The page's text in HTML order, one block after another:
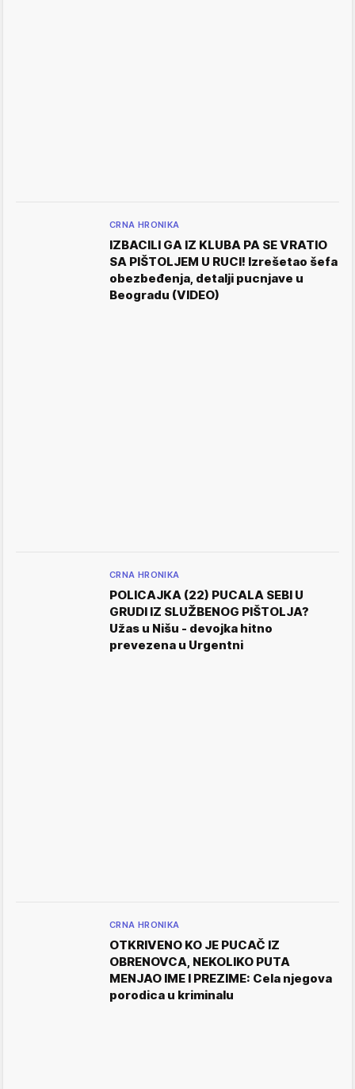
CRNA HRONIKA
IZBACILI GA IZ KLUBA PA SE VRATIO
SA PIŠTOLJEM U RUCI! Izrešetao šefa
obezbeđenja, detalji pucnjave u
Beogradu (VIDEO)
CRNA HRONIKA
POLICAJKA (22) PUCALA SEBI U
GRUDI IZ SLUŽBENOG PIŠTOLJA?
Užas u Nišu - devojka hitno
prevezena u Urgentni
CRNA HRONIKA
OTKRIVENO KO JE PUCAČ IZ
OBRENOVCA, NEKOLIKO PUTA
MENJAO IME I PREZIME: Cela njegova
porodica u kriminalu